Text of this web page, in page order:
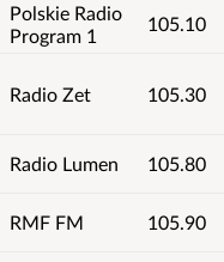
Polskie Radio
Program 1
105.10
Radio Zet 105.30
Radio Lumen 105.80
RMF FM 105.90